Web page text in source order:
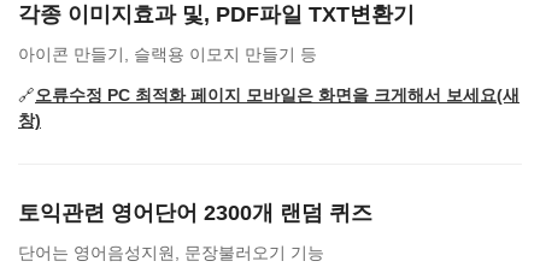
각종 이미지효과 및, PDF파일 TXT변환기
아이콘 만들기, 슬랙용 이모지 만들기 등
🔗오류수정 PC 최적화 페이지 모바일은 화면을 크게해서 보세요(새
창)
토익관련 영어단어 2300개 랜덤 퀴즈
단어는 영어음성지원, 문장불러오기 기능